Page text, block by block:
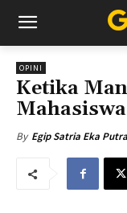
OPINI
Ketika
Mahasiswa
By Egip Satria Eka Putra